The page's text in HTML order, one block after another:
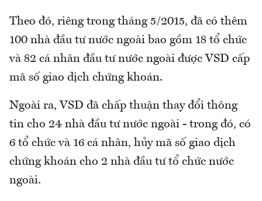
Theo đó, riêng trong tháng 5/2015, đã có thêm
100 nhà đầu tư nước ngoài bao gồm 18 tổ chức
và 82 cá nhân đầu tư nước ngoài được VSD cấp
mã số giao dịch chứng khoán.
Ngoài ra, VSD đã chấp thuận thay đổi thông
tin cho 24 nhà đầu tư nước ngoài - trong đó, có
6 tổ chức và 16 cá nhân, hủy mã số giao dịch
chứng khoán cho 2 nhà đầu tư tổ chức nước
ngoài.